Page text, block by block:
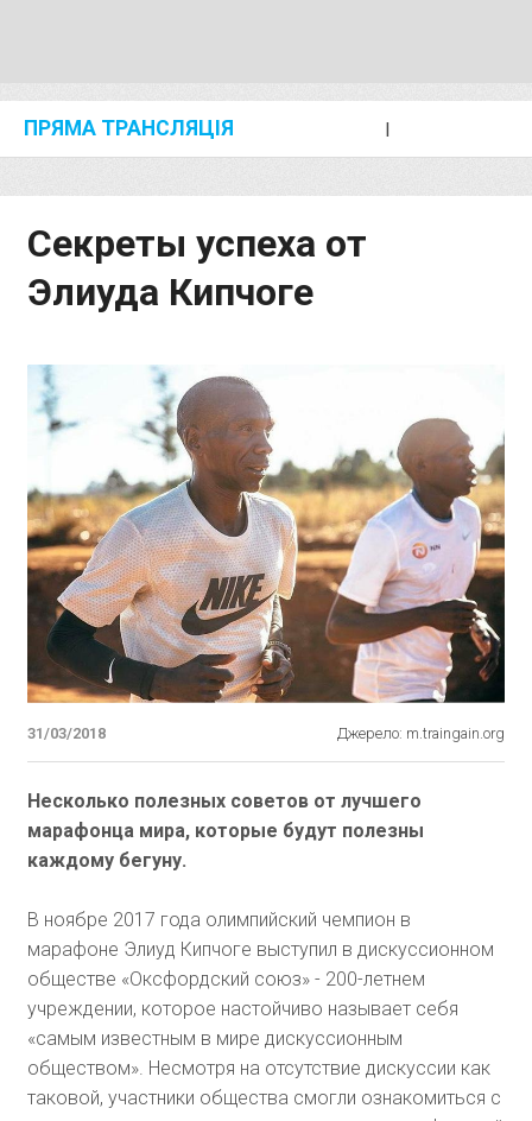
ПРЯМА ТРАНСЛЯЦІЯ I
Секреты успеха от
Элиуда Кипчоге
31/03/2018 Джерело: m.traingain.org
Несколько полезных советов от лучшего
марафонца мира, которые будут полезны
каждому бегуну.
В ноябре 2017 года олимпийский чемпион в
марафоне Элиуд Кипчоге выступил в дискуссионном
обществе «Оксфордский союз» - 200-летнем
учреждении, которое настойчиво называет себя
«самым известным в мире дискуссионным
обществом». Несмотря на отсутствие дискуссии как
таковой, участники общества смогли ознакомиться с